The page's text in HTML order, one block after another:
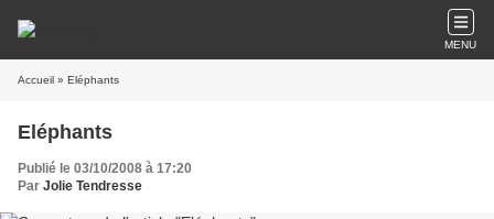
MENU
Accueil » Eléphants
Eléphants
Publié le 03/10/2008 à 17:20
Par Jolie Tendresse